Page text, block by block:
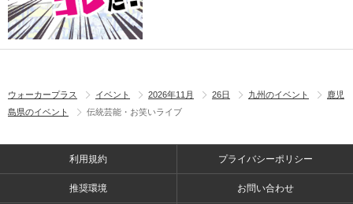
ウォーカープラス イベント 2026年11月 26日 九州のイベント
鹿児
島県のイベント
伝統芸能・お笑いライブ
利用規約 プライバシーポリシー
推奨環境 お問い合わせ